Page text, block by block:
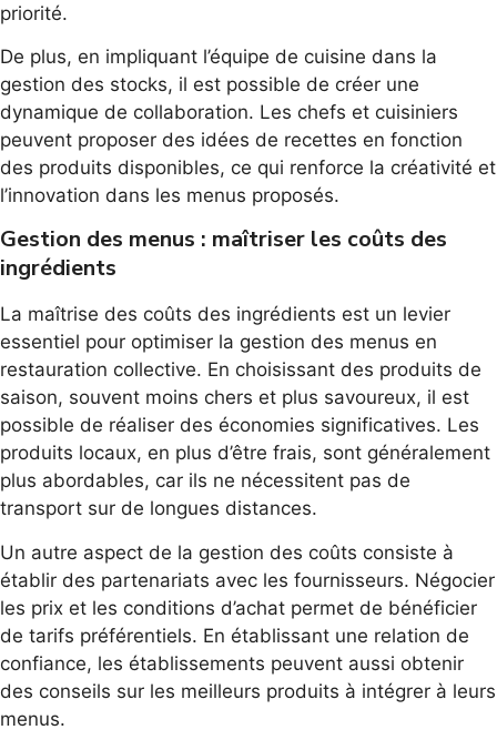
priorité.
De plus, en impliquant l’équipe de cuisine dans la
gestion des stocks, il est possible de créer une
dynamique de collaboration. Les chefs et cuisiniers
peuvent proposer des idées de recettes en fonction
des produits disponibles, ce qui renforce la créativité et
l’innovation dans les menus proposés.
Gestion des menus : maîtriser les coûts des
ingrédients
La maîtrise des coûts des ingrédients est un levier
essentiel pour optimiser la gestion des menus en
restauration collective. En choisissant des produits de
saison, souvent moins chers et plus savoureux, il est
possible de réaliser des économies significatives. Les
produits locaux, en plus d’être frais, sont généralement
plus abordables, car ils ne nécessitent pas de
transport sur de longues distances.
Un autre aspect de la gestion des coûts consiste à
établir des partenariats avec les fournisseurs. Négocier
les prix et les conditions d’achat permet de bénéficier
de tarifs préférentiels. En établissant une relation de
confiance, les établissements peuvent aussi obtenir
des conseils sur les meilleurs produits à intégrer à leurs
menus.